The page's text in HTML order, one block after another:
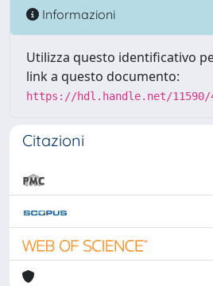
Informazioni
Utilizza questo identificativo
link a questo documento:
https://hdl.handle.net/11590/
Citazioni